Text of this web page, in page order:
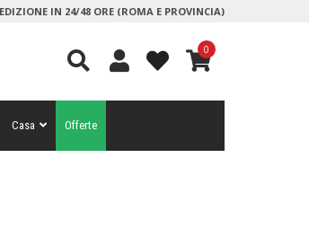
IN 24/48 ORE (ROMA E PROVINCIA)
0
Casa Offerte